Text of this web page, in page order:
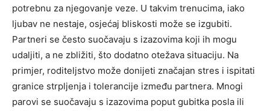
potrebnu za njegovanje veze. U takvim trenucima, iako
ljubav ne nestaje, osjećaj bliskosti može se izgubiti.
Partneri se često suočavaju s izazovima koji ih mogu
udaljiti, a ne zbližiti, što dodatno otežava situaciju. Na
primjer, roditeljstvo može donijeti značajan stres i ispitati
granice strpljenja i tolerancije između partnera. Mnogi
parovi se suočavaju s izazovima poput gubitka posla ili